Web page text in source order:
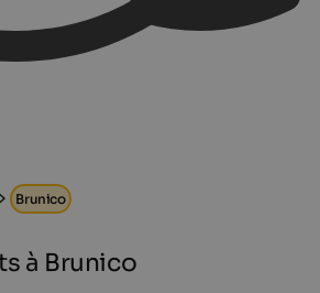
Brunico
à Brunico